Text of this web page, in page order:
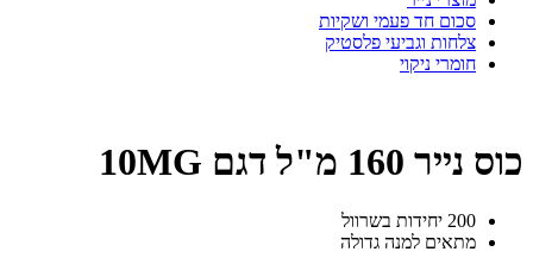
סכום חד פעמי ושקיות
צלחות וגביעי פלסטיק
חומרי ניקוי
כוס נייר 160 מ"ל דגם 10MG
200 יחידות בשרוול
מתאים למנה גדולה